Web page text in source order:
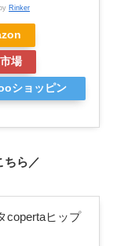
Rinker
場
ショッピン
ちら／
copertaヒップ